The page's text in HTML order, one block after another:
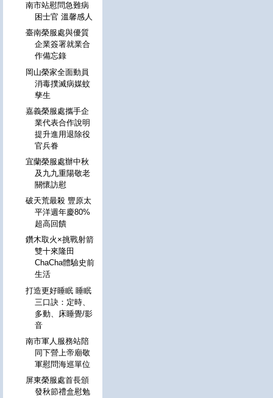
南市站慰問急難病
困士官 溫馨感人
臺南榮服處與優質
企業簽署就業合
作備忘錄
岡山榮家全面動員
消毒撲滅病媒蚊
孳生
嘉義榮服處攜手企
業代表合作說明
提升進用退除役
官兵眷
宜蘭榮服處辦中秋
及九九重陽敬老
關懷訪慰
破天荒最殺 豐原太
平洋週年慶80%
超高回饋
鑽木取火×挑戰射箭
雙十來隆田
ChaCha體驗史前
生活
打造更好睡眠 睡眠
三口訣：定時、
多動、床睡覺/影
音
南市軍人服務站陪
同下營上帝廟敬
軍慰問海巡單位
屏東榮服處首長頒
發秋節禮盒慰勉